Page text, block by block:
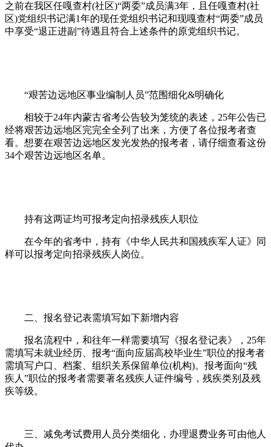
之前在我区任嘎查村(社区)“两委”成员满3年，且任嘎查村(社
区)党组织书记满1年的现任党组织书记和现嘎查村“两委”成员
中享受“退正进副”待遇且符合上述条件的原党组织书记。
“艰苦边远地区事业编制人员”范围细化&明确化
相较于24年内蒙古省考公告较为笼统的表述，25年公告已
经将艰苦边远地区完完全全列了出来，方便了各位报考者查
看。想要在艰苦边远地区发光发热的报考者，请仔细查看这份
34个艰苦边远地区名单。
持有这两证均可报考定向招录残疾人职位
在今年的省考中，持有《中华人民共和国残疾军人证》同
样可以报考定向招录残疾人岗位。
二、报名登记表需填写如下新增内容
报名流程中，和往年一样需要填写《报名登记表》，25年
需填写未就业经历、报考“面向应届高校毕业生”职位的报考者
需填写户口、档案、组织关系保留单位(机构)。报考面向“残
疾人”职位的报考者需要著名残疾人证件编号，残疾类别及残
疾等级。
三、减免考试费用人员分类细化，办理退费业务可由他人